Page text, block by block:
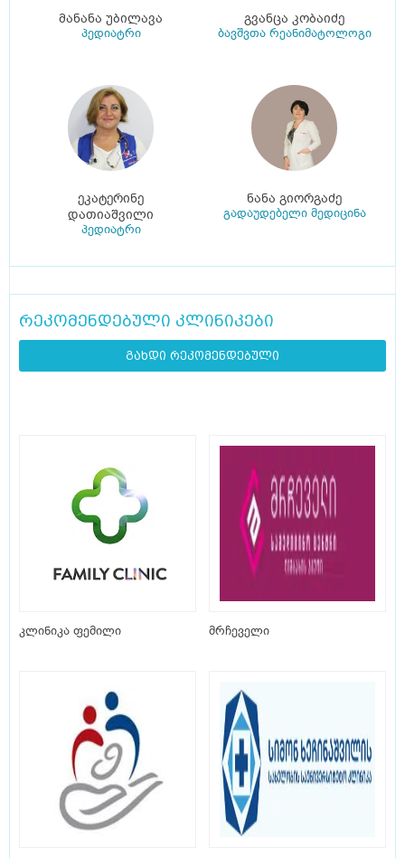
მანანა უბილავა
პედიატრი
გვანცა კობაიძე
ბავშვთა რეანიმატოლოგი
ეკატერინე
დათიაშვილი
პედიატრი
ნანა გიორგაძე
გადაუდებელი მედიცინა
რეკომენდებული კლინიკები
გახდი რეკომენდებული
კლინიკა ფემილი მრჩეველი